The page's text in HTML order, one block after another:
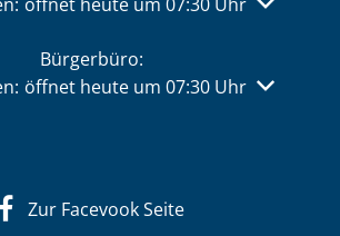
Bürgerbüro:
weitere Öffnungs- oder Schließzeiten
öffnet heute um 07:30 Uhr
Zur Facevook Seite